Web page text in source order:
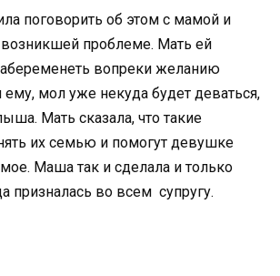
поговорить об этом с мамой и
возникшей проблеме. Мать ей
вопреки желанию
ему, мол уже некуда будет деваться,
Мать сказала, что такие
их семью и помогут девушке
Маша так и сделала и только
призналась во всем супругу.